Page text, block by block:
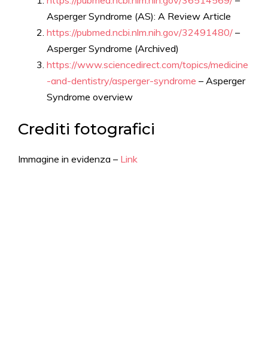
Asperger Syndrome (AS): A Review Article
https://pubmed.ncbi.nlm.nih.gov/32491480/ –
Asperger Syndrome (Archived)
https://www.sciencedirect.com/topics/medicine
-and-dentistry/asperger-syndrome – Asperger
Syndrome overview
Crediti fotografici
Immagine in evidenza – Link